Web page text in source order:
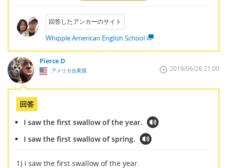
回答したアンカーのサイト
Whipple American English School
Pierce D
アメリカ合衆国 2019/06/26 21:00
回答
I saw the first swallow of the year.
I saw the first swallow of spring.
1) I saw the first swallow of the year.